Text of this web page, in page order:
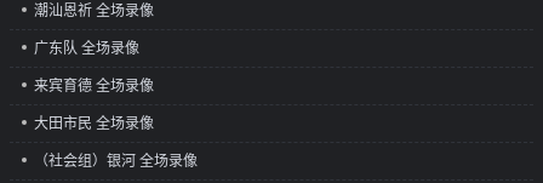
潮汕恩祈 全场录像
广东队 全场录像
来宾育德 全场录像
大田市民 全场录像
（社会组）银河 全场录像